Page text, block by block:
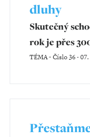
dluhy
Skutečný
rok je přes
TÉMA-Číslo 36 ‧